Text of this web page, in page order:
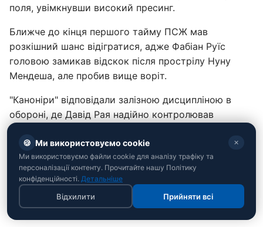
поля, увімкнувши високий пресинг.
Ближче до кінця першого тайму ПСЖ мав
розкішний шанс відігратися, адже Фабіан Руїс
головою замикав відскок після прострілу Нуну
Мендеша, але пробив вище воріт.
"Каноніри" відповідали залізною дисципліною в
обороні, де Давід Рая надійно контролював
ситуацію.
Рятівний момент для французів настав на 62-й
хвилині. Головна зірка паризьких атак Хвіча
Кварацхелія накрутив захисників на фланзі
штрафного майданчика, де Крістіан Москера
просто завалив грузинського вінгера на газон.
🍪 Ми використовуємо cookie ✕
Ми використовуємо файли cookie для аналізу трафіку та
персоналізації контенту. Прочитайте нашу Політику
конфіденційності. Детальніше
Відхилити Прийняти всі